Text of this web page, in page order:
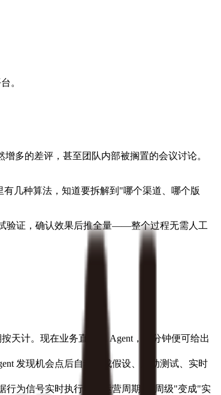
。
多的差评，甚至团队内部被搁置的会议讨论。
几种算法，知道要拆解到"哪个渠道、哪个版
验证，确认效果后推全量——整个过程无需人工
天计。现在业务直接问 Agent，几分钟便可给出
发现机会点后自动生成假设、启动测试、实时
行为信号实时执行，让运营周期从"周级"变成"实